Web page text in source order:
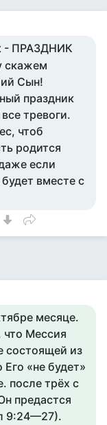
- ПРАЗДНИК
скажем
Сын!
праздник
тревоги.
чтоб
родится
если
вместе с
месяце.
что Мессия
состоящей из
«не будет»
после трёх с
предастся
9:24—27).